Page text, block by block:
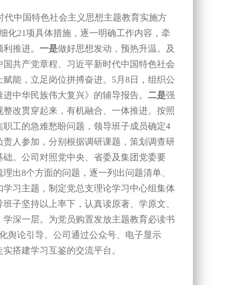
中国特色社会主义思想主题教育实施方
化21项具体措施，逐一明确工作内容，牵
推进。 一是做好思想发动，预热升温。及
共产党章程、习近平新时代中国特色社会
能，立足岗位拼搏奋进。5月8日，组织公
中华民族伟大复兴》的辅导报告。 二是强
改贯穿起来，有机融合、一体推进。按照
工的急难愁盼问题，领导班子成员确定4
人参加，分别根据调研课题，策划调查研
。公司对照党中央、省委及集团党委要
出8个方面的问题，逐一列出问题清单、
习主题，制定党总支理论学习中心组集体
子坚持以上率下，认真读原著、学原文、
深一层。为党员购置发放主题教育必读书
舆论引导。公司通过公众号、电子显示
搭建学习互鉴的交流平台。